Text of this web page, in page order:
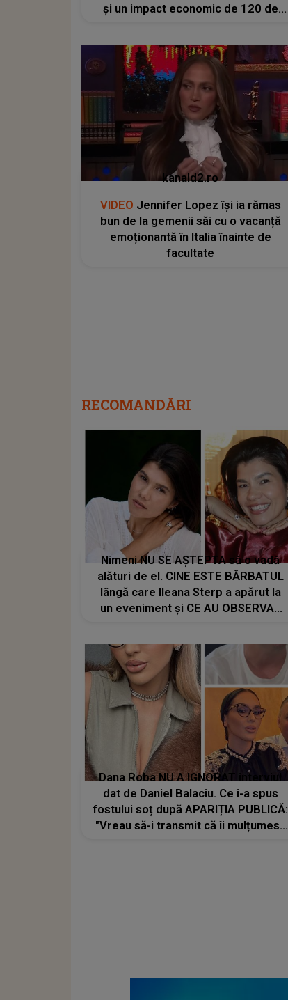
și un impact economic de 120 de
kanald2.ro
VIDEO Jennifer Lopez își ia rămas
bun de la gemenii săi cu o vacanță
emoționantă în Italia înainte de
facultate
RECOMANDĂRI
Nimeni NU SE AȘTEPTA să o vadă
alături de el. CINE ESTE BĂRBATUL
lângă care Ileana Sterp a apărut la
un eveniment și CE AU OBSERVAT
Dana Roba NU A IGNORAT interviul
dat de Daniel Balaciu. Ce i-a spus
fostului soț după APARIȚIA PUBLICĂ:
"Vreau să-i transmit că îi mulțumesc